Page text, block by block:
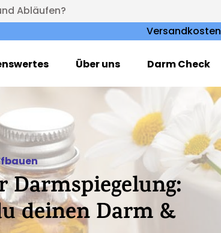
Abläufen?
Über uns Darm Check
Darmspiegelung:
deinen Darm &